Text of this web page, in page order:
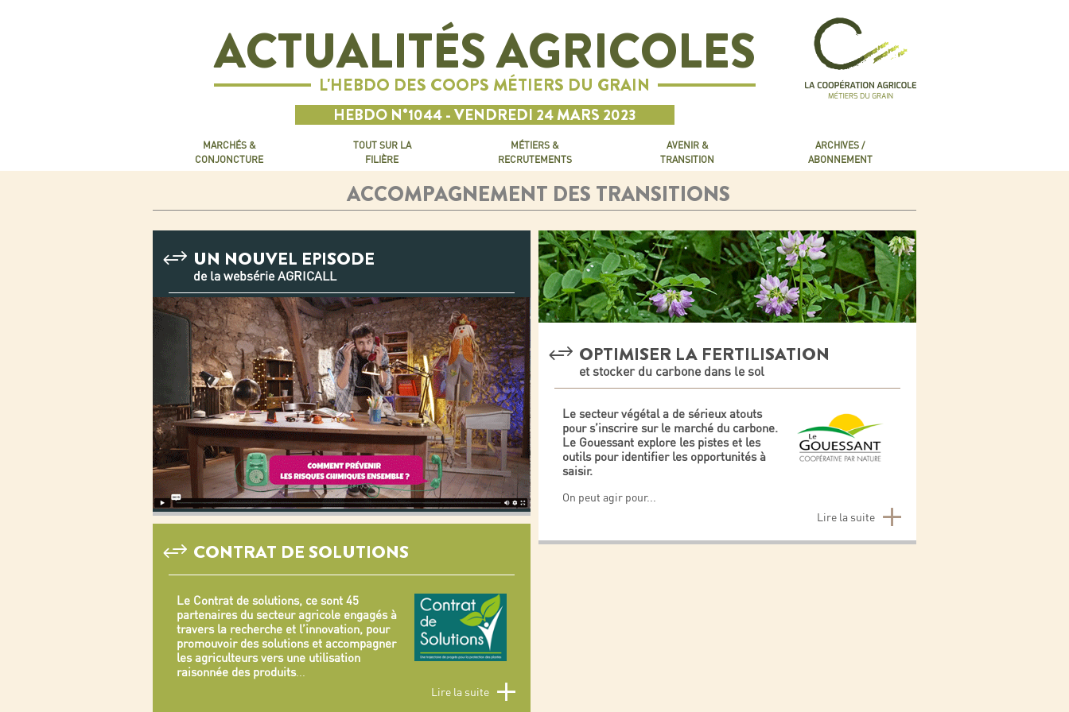
ACTUALITÉS AGRICOLES
L'HEBDO DES COOPS MÉTIERS DU GRAIN
HEBDO N°1044 - VENDREDI 24 MARS 2023
MARCHÉS &
CONJONCTURE
TOUT SUR LA
FILIÈRE
MÉTIERS &
RECRUTEMENTS
AVENIR &
TRANSITION
ARCHIVES /
ABONNEMENT
ACCOMPAGNEMENT DES TRANSITIONS
UN NOUVEL EPISODE
de la websérie AGRICALL
CONTRAT DE SOLUTIONS
Le Contrat de solutions, ce sont 45
partenaires du secteur agricole engagés à
travers la recherche et l’innovation, pour
promouvoir des solutions et accompagner
les agriculteurs vers une utilisation
raisonnée des produits...
Lire la suite
OPTIMISER LA FERTILISATION
et stocker du carbone dans le sol
Le secteur végétal a de sérieux atouts
pour s’inscrire sur le marché du carbone.
Le Gouessant explore les pistes et les
outils pour identifier les opportunités à
saisir.
On peut agir pour...
Lire la suite